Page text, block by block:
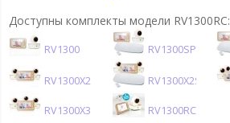
Доступны комплекты модели RV1300RC:
RV1300 RV1300SP
RV1300X2 RV1300X2SP
RV1300X3 RV1300RC